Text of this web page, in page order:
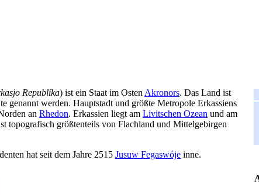
Republíka) ist ein Staat im Osten Akronors. Das Land ist
genannt werden. Hauptstadt und größte Metropole Erkassiens
an Rhedon. Erkassien liegt am Livitschen Ozean und am
topografisch größtenteils von Flachland und Mittelgebirgen
hat seit dem Jahre 2515 Jusuw Fegaswóje inne.